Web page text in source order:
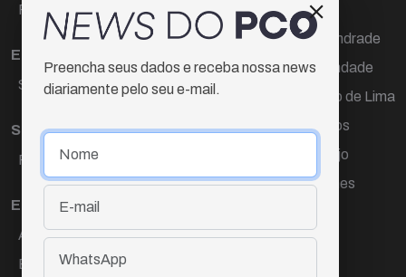
Paulo Cesar de Oliveira
Editora Chefe
Sueli Cotta
Sub-editora
Raquel Ayres
Equipe
Ana Lúcia Cortez
Eliane Hardy
Décio Freire
Dr Marcos Andrade
Hamilton Trindade
Igor Carvalho de Lima
Mario Campos
Renata Araújo
Wagner Gomes
Preencha seus dados e receba nossa news
diariamente pelo seu e-mail.